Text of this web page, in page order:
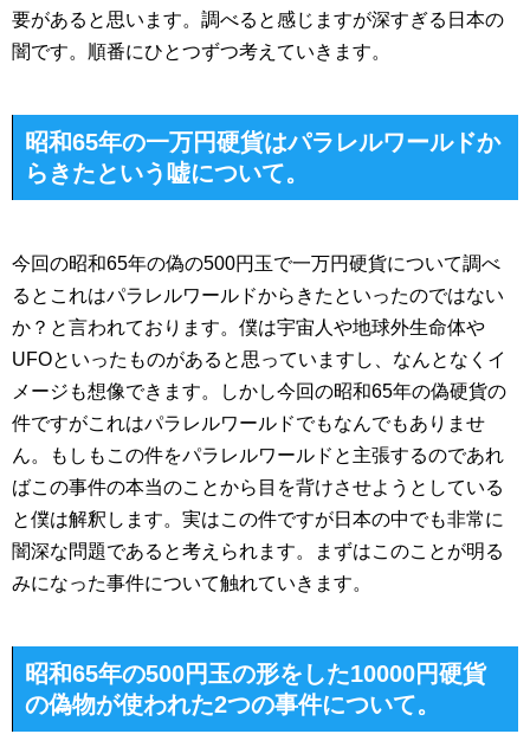
要があると思います。調べると感じますが深すぎる日本の
闇です。順番にひとつずつ考えていきます。
昭和65年の一万円硬貨はパラレルワールドか
らきたという嘘について。
今回の昭和65年の偽の500円玉で一万円硬貨について調べ
るとこれはパラレルワールドからきたといったのではない
か？と言われております。僕は宇宙人や地球外生命体や
UFOといったものがあると思っていますし、なんとなくイ
メージも想像できます。しかし今回の昭和65年の偽硬貨の
件ですがこれはパラレルワールドでもなんでもありませ
ん。もしもこの件をパラレルワールドと主張するのであれ
ばこの事件の本当のことから目を背けさせようとしている
と僕は解釈します。実はこの件ですが日本の中でも非常に
闇深な問題であると考えられます。まずはこのことが明る
みになった事件について触れていきます。
昭和65年の500円玉の形をした10000円硬貨
の偽物が使われた2つの事件について。